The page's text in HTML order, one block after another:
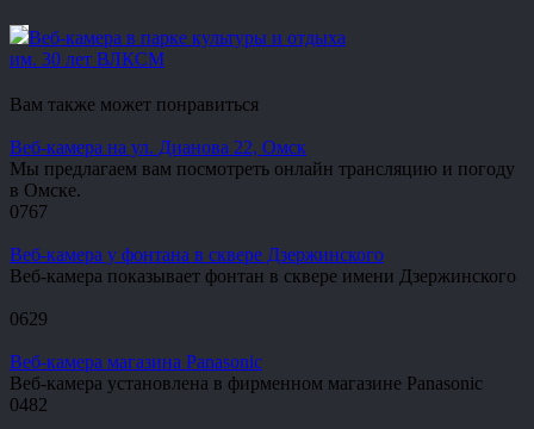
Веб-камера в парке культуры и отдыха
им. 30 лет ВЛКСМ
Вам также может понравиться
Веб-камера на ул. Дианова 22, Омск
Мы предлагаем вам посмотреть онлайн трансляцию и погоду
в Омске.
0767
Веб-камера у фонтана в сквере Дзержинского
Веб-камера показывает фонтан в сквере имени Дзержинского
0629
Веб-камера магазина Panasonic
Веб-камера установлена в фирменном магазине Panasonic
0482